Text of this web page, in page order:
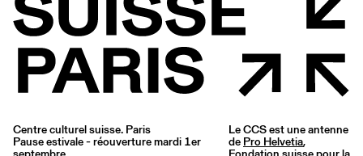
Centre culturel suisse. Paris
Pause estivale - réouverture mardi 1er
Le CCS est une antenne
de Pro Helvetia,